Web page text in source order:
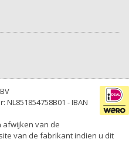
NL851854758B01 - IBAN
afwijken van de
van de fabrikant indien u dit